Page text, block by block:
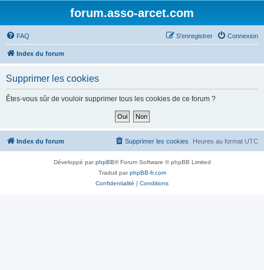
forum.asso-arcet.com
FAQ Connexion
S’enregistrer
Index du forum
Supprimer les cookies
Êtes-vous sûr de vouloir supprimer tous les cookies de ce forum ?
Index du forum Heures au format UTC
Supprimer les cookies
Développé parphpBB® Forum Software © phpBB Limited
Traduit parphpBB-fr.com
Confidentialité | Conditions